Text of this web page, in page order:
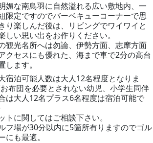
媚な南鳥羽に自然溢れる広い敷地内、一
限定ですのでバーベキューコーナーで思
り楽しんだ後は、リビングでワイワイと
しい思い出をお作りください。
観光名所へは勿論、伊勢方面、志摩方面
クセスにも優れた、海まで車で2分の高台
します。
宿泊可能人数は大人12名程度となりま
布団を必要とされない幼児、小学生同伴
は大人12名プラス6名程度は宿泊可能で
トに関してはご相談下さい。
フ場が30分以内に5箇所有りますのでゴル
にも最適。